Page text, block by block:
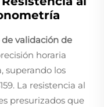
validación de
horaria
superando los
La resistencia al
presurizados que